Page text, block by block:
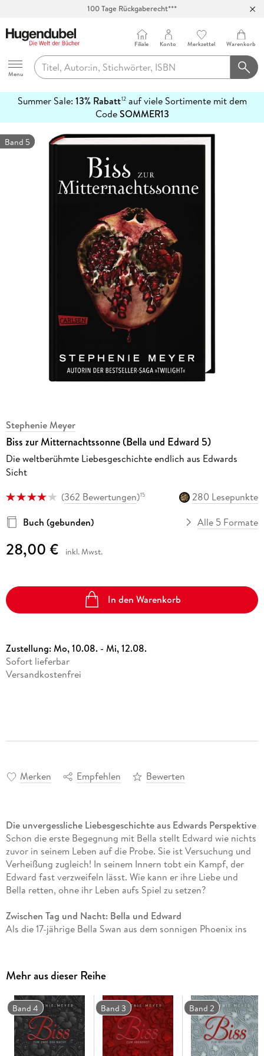
100 Tage Rückgaberecht***
Hugendubel
Menu
Filiale Konto Merkzettel Warenkorb
Summer Sale: 13% Rabatt12auf viele Sortimente mit dem
CodeSOMMER13
erfahren
Band 5
Stephenie Meyer
Biss zur Mitternachtssonne (Bella und Edward 5)
Die weltberühmte Liebesgeschichte endlich aus Edwards
Sicht
(362 Bewertungen)15
280 Lesepunkte
Buch (gebunden)
Alle 5 Formate
28,00 € inkl. Mwst.
In den Warenkorb
Zustellung:Mo, 10.08. - Mi, 12.08.
Sofort lieferbar
Versandkostenfrei
Merken Empfehlen Bewerten
Die unvergessliche Liebesgeschichte aus Edwards Perspektive
Schon die erste Begegnung mit Bella stellt Edward wie nichts
zuvor in seinem Leben auf die Probe. Sie ist Versuchung und
Verheißung zugleich! In seinem Innern tobt ein Kampf, der
Edward fast verzweifeln lässt. Wie kann er ihre Liebe und
Bella retten, ohne ihr Leben aufs Spiel zu setzen?
Zwischen Tag und Nacht: Bella und Edward
Als die 17-jährige Bella Swan aus dem sonnigen Phoenix ins
einen Mitschüler mit faszinierend blassen Augen und einer
Aura, die Bella sofort in ihren Bann zieht. Edward ist
geheimnisvoll, zurückhaltend, unglaublich attraktiv - und ein
Vampir! Bella kann nicht anders: Sie fühlt sich trotz - oder
vielleicht gerade wegen - seiner dunklen Geheimnisse zu ihm
hingezogen. Doch was bedeutet es, als Mensch einen Vampir
zu lieben?
Mehr aus dieser Reihe
Band 4 Band 3 Band 2